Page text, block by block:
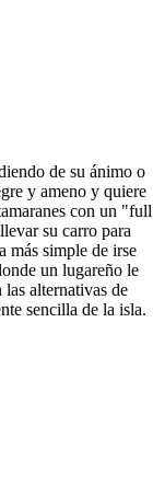
de su ánimo o
y ameno y quiere
con un "full
su carro para
más simple de irse
un lugareño le
alternativas de
sencilla de la isla.